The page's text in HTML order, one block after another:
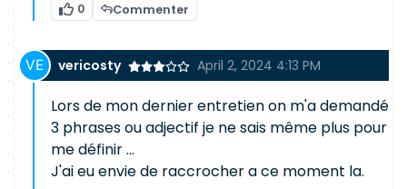
0 Commenter
vericosty April 2, 2024 4:13 PM
Lors de mon dernier entretien on m'a demandé
3 phrases ou adjectif je ne sais même plus pour
me définir ...
J'ai eu envie de raccrocher a ce moment la.